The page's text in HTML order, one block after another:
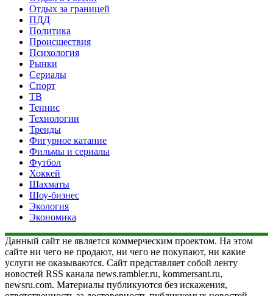
Отдых за границей
ПДД
Политика
Происшествия
Психология
Рынки
Сериалы
Спорт
ТВ
Теннис
Технологии
Тренды
Фигурное катание
Фильмы и сериалы
Футбол
Хоккей
Шахматы
Шоу-бизнес
Экология
Экономика
Данный сайт не является коммерческим проектом. На этом
сайте ни чего не продают, ни чего не покупают, ни какие
услуги не оказываются. Сайт представляет собой ленту
новостей RSS канала news.rambler.ru, kommersant.ru,
newsru.com. Материалы публикуются без искажения,